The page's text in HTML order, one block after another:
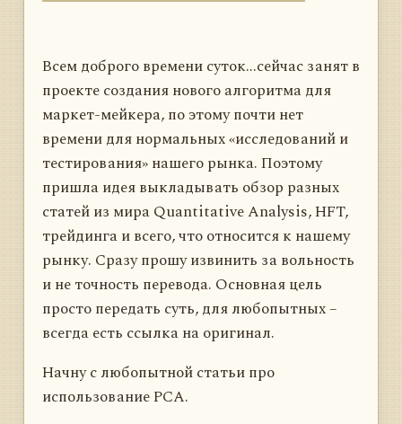
Всем доброго времени суток...сейчас занят в
проекте создания нового алгоритма для
маркет-мейкера, по этому почти нет
времени для нормальных «исследований и
тестирования» нашего рынка. Поэтому
пришла идея выкладывать обзор разных
статей из мира Quantitative Analysis, HFT,
трейдинга и всего, что относится к нашему
рынку. Сразу прошу извинить за вольность
и не точность перевода. Основная цель
просто передать суть, для любопытных –
всегда есть ссылка на оригинал.
Начну с любопытной статьи про
использование PCА.